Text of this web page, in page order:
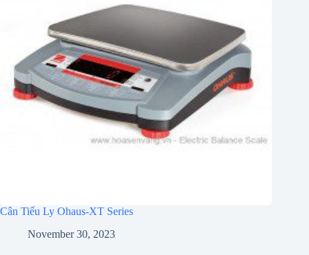
Cân Tiểu Ly Ohaus-XT Series
November 30, 2023